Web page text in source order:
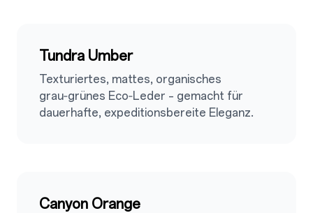
2.4
Tundra Umber
Texturiertes, mattes, organisches
grau‑grünes Eco‑Leder – gemacht für
dauerhafte, expeditionsbereite Eleganz.
2.5
Canyon Orange